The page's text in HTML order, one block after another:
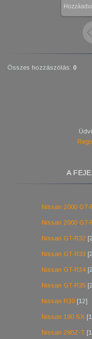
Összes hozzászólás: 0
A
Nissan 2000 GT-
Nissan 2000 GT-
Nissan GT-R32
Nissan GT-R33
Nissan GT-R34
Nissan GT-R35
Nissan R30 [12]
Nissan 180 SX
Nissan 280Z-T